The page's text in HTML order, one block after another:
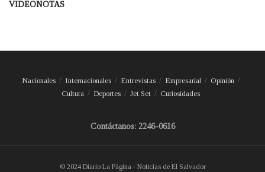
VIDEONOTAS
Nacionales Internacionales Entrevistas Empresarial
Opinión
Cultura
Deportes Jet Set Curiosidades
Contáctanos: 2246-0616
© 2024 Diario La Página - Noticias de El Salvador